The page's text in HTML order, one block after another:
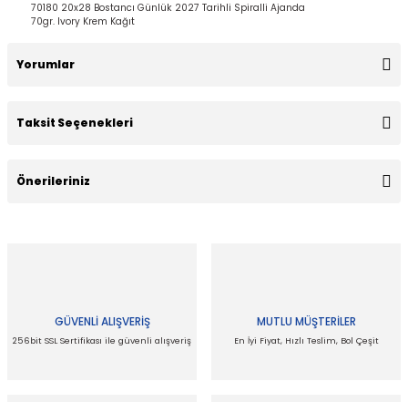
70180 20x28 Bostancı Günlük 2027 Tarihli Spiralli Ajanda
70gr. Ivory Krem Kağıt
Yorumlar
Taksit Seçenekleri
Önerileriniz
Ürün resmi kalitesiz, bozuk veya görüntülenemiyor.
GÜVENLİ ALIŞVERİŞ
256bit SSL Sertifikası ile güvenli alışveriş
MUTLU MÜŞTERİLER
En İyi Fiyat, Hızlı Teslim, Bol Çeşit